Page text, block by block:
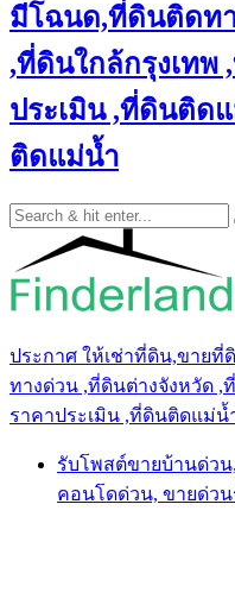
มีโฉนด,ที่ดินติดท
,ที่ดินใกล้กรุงเทพ
ประเมิน ,ที่ดินติด
ติดแม่น้ำ
ประกาศ ให้เช่าที่ดิน,ขาย
ทางด่วน ,ที่ดินต่างจังหวัด ,
ราคาประเมิน ,ที่ดินติดแม่
รับโพสต์ขายบ้านด่ว
คอนโดด่วน, ขายด่ว